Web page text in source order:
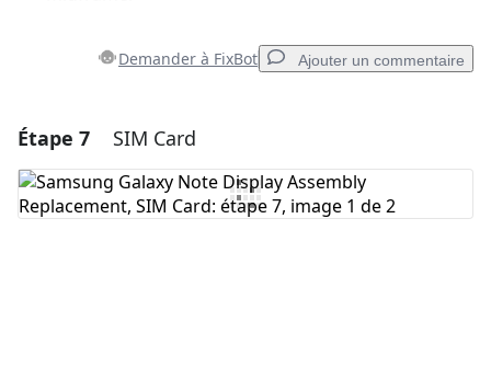
Demander à FixBot Ajouter un commentaire
Ajouter un commentaire
Ajouter un commentaire
Étape 7 SIM Card